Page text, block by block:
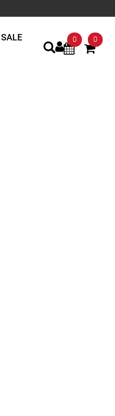
SALE
0 0